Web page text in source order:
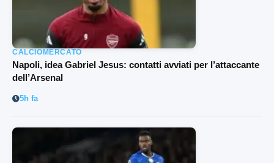
CALCIOMERCATO
Napoli, idea Gabriel Jesus: contatti avviati per l’attaccante
dell’Arsenal
5h fa